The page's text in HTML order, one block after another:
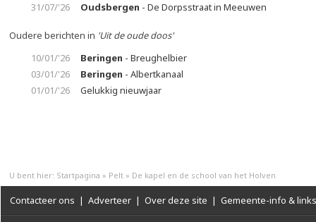
31/07/'26
Oudsbergen - De Dorpsstraat in Meeuwen
Oudere berichten in 'Uit de oude doos'
10/01/'26
Beringen - Breughelbier
03/01/'26
Beringen - Albertkanaal
01/01/'26
Gelukkig nieuwjaar
U bent hier: Startpagina » Pelt » De kapel en de school van het Holven
Contacteer ons | Adverteer | Over deze site | Gemeente-info & links